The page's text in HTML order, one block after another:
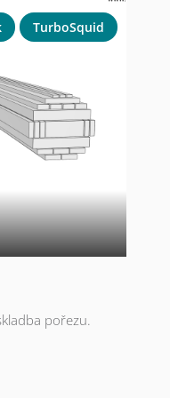
TurboSquid
pořezu.